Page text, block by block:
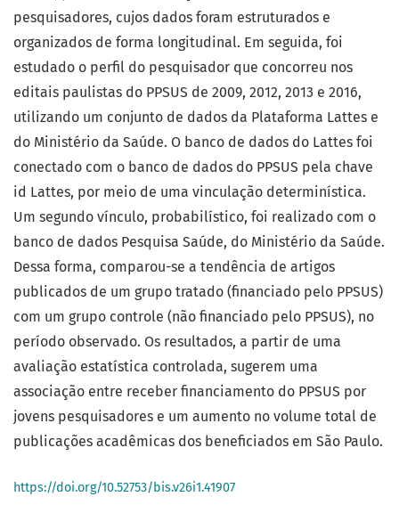
pesquisadores, cujos dados foram estruturados e
organizados de forma longitudinal. Em seguida, foi
estudado o perfil do pesquisador que concorreu nos
editais paulistas do PPSUS de 2009, 2012, 2013 e 2016,
utilizando um conjunto de dados da Plataforma Lattes e
do Ministério da Saúde. O banco de dados do Lattes foi
conectado com o banco de dados do PPSUS pela chave
id Lattes, por meio de uma vinculação determinística.
Um segundo vínculo, probabilístico, foi realizado com o
banco de dados Pesquisa Saúde, do Ministério da Saúde.
Dessa forma, comparou-se a tendência de artigos
publicados de um grupo tratado (financiado pelo PPSUS)
com um grupo controle (não financiado pelo PPSUS), no
período observado. Os resultados, a partir de uma
avaliação estatística controlada, sugerem uma
associação entre receber financiamento do PPSUS por
jovens pesquisadores e um aumento no volume total de
publicações acadêmicas dos beneficiados em São Paulo.
https://doi.org/10.52753/bis.v26i1.41907